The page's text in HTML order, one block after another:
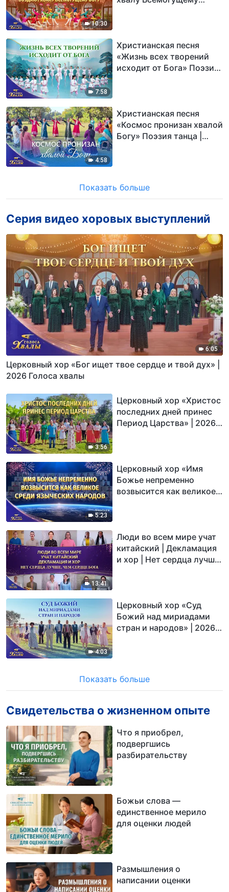
10:30
7:58
Христианская песня
«Жизнь всех творений
исходит от Бога» Поэзия
4:58
Христианская песня
«Космос пронизан хвалой
Богу» Поэзия танца |
Показать больше
Серия видео хоровых выступлений
6:05
Церковный хор «Бог ищет твое сердце и твой дух» |
2026 Голоса хвалы
3:56
Церковный хор «Христос
последних дней принес
Период Царства» | 2026
5:23
Церковный хор «Имя
Божье непременно
возвысится как великое
13:41
Люди во всем мире учат
китайский | Декламация
и хор | Нет сердца лучше,
4:03
Церковный хор «Суд
Божий над мириадами
стран и народов» | 2026
Показать больше
Свидетельства о жизненном опыте
Что я приобрел,
подвергшись
разбирательству
Божьи слова —
единственное мерило
для оценки людей
Размышления о
написании оценки